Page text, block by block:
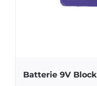
Batterie 9V Block